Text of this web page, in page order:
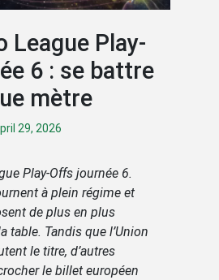
League Play-
6 : se battre
mètre
29, 2026
Play-Offs journée 6.
à plein régime et
de plus en plus
table. Tandis que l’Union
le titre, d’autres
le billet européen